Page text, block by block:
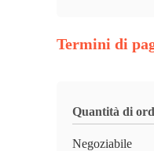
Termini di
Quantità di
Negoziabile